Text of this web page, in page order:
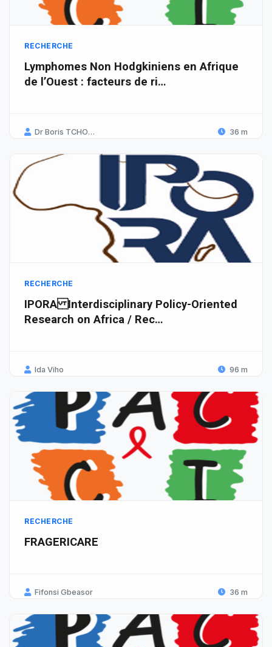
RECHERCHE
Lymphomes Non Hodgkiniens en Afrique
de l’Ouest : facteurs de ri…
Dr Boris TCHOUNGA / Dr Simon BONI 36 m
RECHERCHE
IPORA Interdisciplinary Policy-Oriented
Research on Africa / Rec…
Ida Viho 96 m
RECHERCHE
FRAGERICARE
Fifonsi Gbeasor 36 m